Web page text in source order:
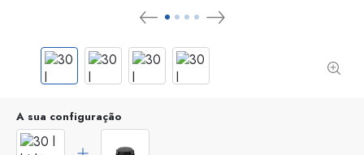
A sua configuração